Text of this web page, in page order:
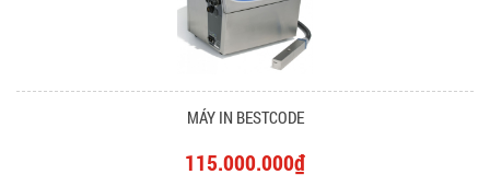
MÁY IN BESTCODE
115.000.000₫